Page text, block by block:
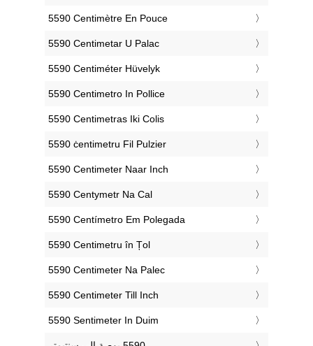
‎5590 Centimètre En Pouce
‎5590 Centimetar U Palac
‎5590 Centiméter Hüvelyk
‎5590 Centimetro In Pollice
‎5590 Centimetras Iki Colis
‎5590 ċentimetru Fil Pulzier
‎5590 Centimeter Naar Inch
‎5590 Centymetr Na Cal
‎5590 Centímetro Em Polegada
‎5590 Centimetru în Țol
‎5590 Centimeter Na Palec
‎5590 Centimeter Till Inch
‎5590 Sentimeter In Duim